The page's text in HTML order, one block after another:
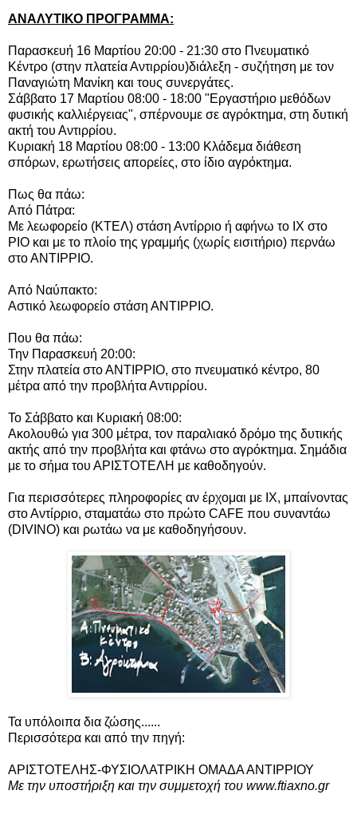
ΑΝΑΛΥΤΙΚΟ ΠΡΟΓΡΑΜΜΑ:
Παρασκευή 16 Μαρτίου 20:00 - 21:30 στο Πνευματικό
Κέντρο (στην πλατεία Αντιρρίου)διάλεξη - συζήτηση με τον
Παναγιώτη Μανίκη και τους συνεργάτες.
Σάββατο 17 Μαρτίου 08:00 - 18:00 "Εργαστήριο μεθόδων
φυσικής καλλιέργειας", σπέρνουμε σε αγρόκτημα, στη δυτική
ακτή του Αντιρρίου.
Κυριακή 18 Μαρτίου 08:00 - 13:00 Κλάδεμα διάθεση
σπόρων, ερωτήσεις απορείες, στο ίδιο αγρόκτημα.
Πως θα πάω:
Από Πάτρα:
Με λεωφορείο (ΚΤΕΛ) στάση Αντίρριο ή αφήνω το ΙΧ στο
ΡΙΟ και με το πλοίο της γραμμής (χωρίς εισιτήριο) περνάω
στο ΑΝΤΙΡΡΙΟ.
Από Ναύπακτο:
Αστικό λεωφορείο στάση ΑΝΤΙΡΡΙΟ.
Που θα πάω:
Την Παρασκευή 20:00:
Στην πλατεία στο ΑΝΤΙΡΡΙΟ, στο πνευματικό κέντρο, 80
μέτρα από την προβλήτα Αντιρρίου.
Το Σάββατο και Κυριακή 08:00:
Ακολουθώ για 300 μέτρα, τον παραλιακό δρόμο της δυτικής
ακτής από την προβλήτα και φτάνω στο αγρόκτημα. Σημάδια
με το σήμα του ΑΡΙΣΤΟΤΕΛΗ με καθοδηγούν.
Για περισσότερες πληροφορίες αν έρχομαι με ΙΧ, μπαίνοντας
στο Αντίρριο, σταματάω στο πρώτο CAFE που συναντάω
(DIVINO) και ρωτάω να με καθοδηγήσουν.
Τα υπόλοιπα δια ζώσης......
Περισσότερα και από την πηγή:
ΑΡΙΣΤΟΤΕΛΗΣ-ΦΥΣΙΟΛΑΤΡΙΚΗ ΟΜΑΔΑ ΑΝΤΙΡΡΙΟΥ
Με την υποστήριξη και την συμμετοχή του www.ftiaxno.gr